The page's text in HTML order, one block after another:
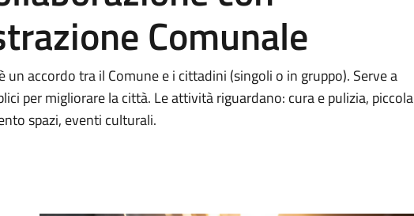
Comunale
un accordo tra il Comune e i cittadini (singoli o in gruppo). Serve a
per migliorare la città. Le attività riguardano: cura e pulizia, piccola
spazi, eventi culturali.